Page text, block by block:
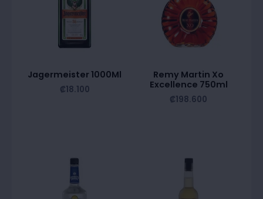
Jagermeister 1000Ml
₡18.100
Remy Martin Xo
Excellence 750ml
₡198.600